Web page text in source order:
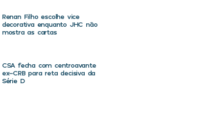
Renan Filho escolhe vice
decorativa enquanto JHC não
mostra as cartas
CSA fecha com centroavante
ex-CRB para reta decisiva da
Série D